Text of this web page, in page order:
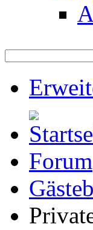
Forum